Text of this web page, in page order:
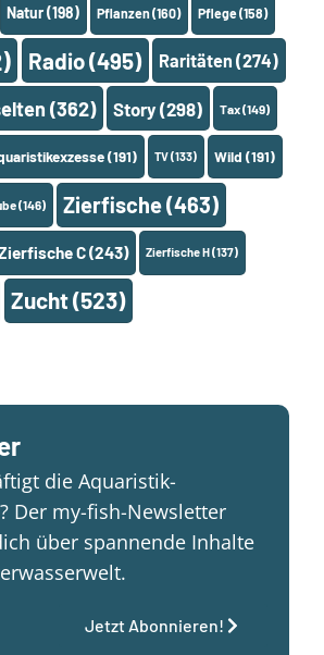
Natur(198) Pflanzen(160) Pflege(158)
Radio(495) Raritäten (274)
(362) Story (298) Tax(149)
(191) TV(133) Wild (191)
(146) Zierfische(463)
C(243) Zierfische H(137)
Zucht(523)
die Aquaristik-
Der my-fish-Newsletter
über spannende Inhalte
Jetzt Abonnieren!